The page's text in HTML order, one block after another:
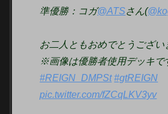
準優勝：コガ@ATSさん(
お二人ともおめでとうござい
※画像は優勝者使用デッキで
#REIGN_DMPSt #gtREIGN
pic.twitter.com/fZCqLKV3yv